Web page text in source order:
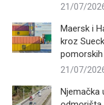
21/07/
Maersk i
kroz
21/07/
Njemačka